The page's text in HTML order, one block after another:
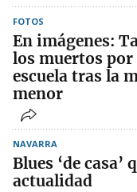
FOTOS
En imágenes:
los muertos
escuela tras la
menor
NAVARRA
Blues ‘de casa’
actualidad